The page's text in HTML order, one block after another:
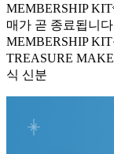
MEMBERSHIP
매가 곧 종료됩니
MEMBERSHIP
TREASURE
식 신분